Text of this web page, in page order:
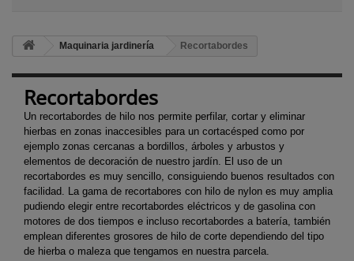
Maquinaria jardinería Recortabordes
Recortabordes
Un recortabordes de hilo nos permite perfilar, cortar y eliminar
hierbas en zonas inaccesibles para un cortacésped como por
ejemplo zonas cercanas a bordillos, árboles y arbustos y
elementos de decoración de nuestro jardín. El uso de un
recortabordes es muy sencillo, consiguiendo buenos resultados con
facilidad. La gama de recortabores con hilo de nylon es muy amplia
pudiendo elegir entre recortabordes eléctricos y de gasolina con
motores de dos tiempos e incluso recortabordes a batería, también
emplean diferentes grosores de hilo de corte dependiendo del tipo
de hierba o maleza que tengamos en nuestra parcela.